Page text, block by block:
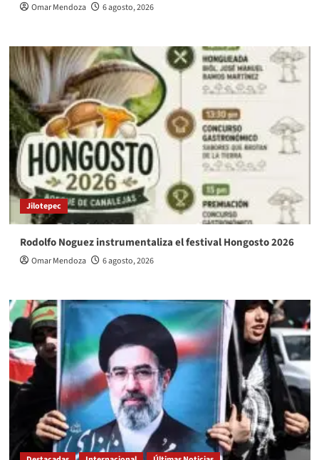
Omar Mendoza 6 agosto, 2026
Jilotepec
Rodolfo Noguez instrumentaliza el festival Hongosto 2026
Omar Mendoza 6 agosto, 2026